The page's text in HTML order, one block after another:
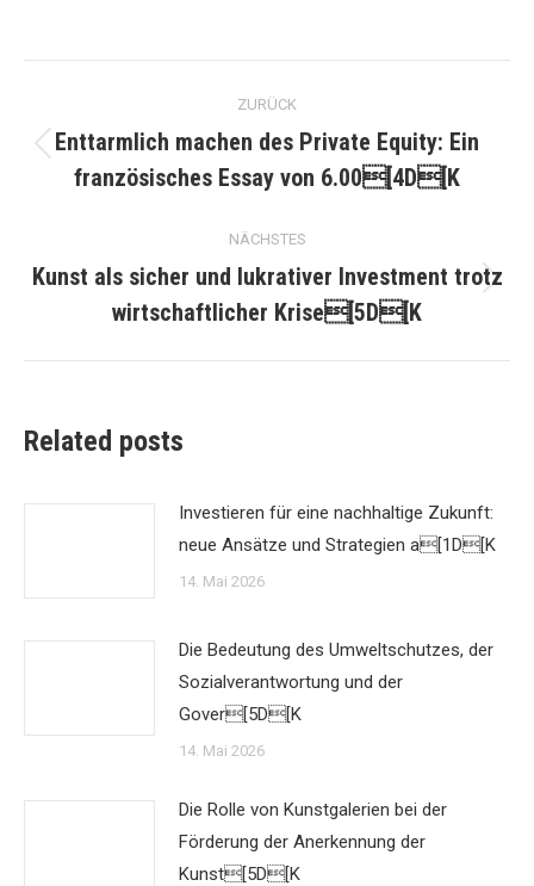
Kommentarnavigation
ZURÜCK
Beitrag:
Enttarmlich machen des Private Equity: Ein
französisches Essay von 6.00[4D[K
NÄCHSTES
Beitrag:
Kunst als sicher und lukrativer Investment trotz
wirtschaftlicher Krise[5D[K
Related posts
Investieren für eine nachhaltige Zukunft:
neue Ansätze und Strategien a[1D[K
14. Mai 2026
Die Bedeutung des Umweltschutzes, der
Sozialverantwortung und der
Gover[5D[K
14. Mai 2026
Die Rolle von Kunstgalerien bei der
Förderung der Anerkennung der
Kunst[5D[K